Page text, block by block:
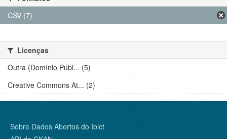
CSV (7)
Licenças
Outra (Domínio Públ... (5)
Creative Commons At... (2)
Sobre Dados Abertos do Ibict